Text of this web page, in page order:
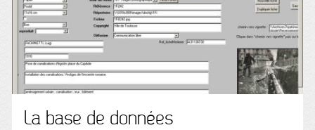
La base de données